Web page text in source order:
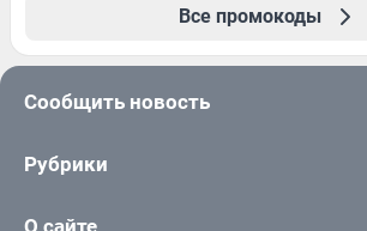
Все промокоды
Сообщить новость
Рубрики
О сайте